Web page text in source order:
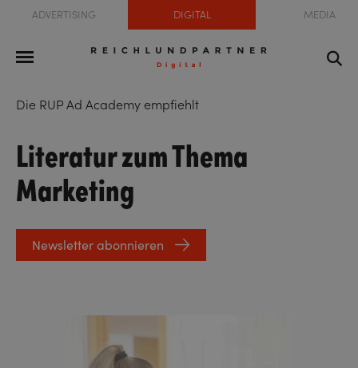
ADVERTISING DIGITAL MEDIA
Die RUP Ad Academy empfiehlt
Literatur zum Thema
Marketing
Newsletter abonnieren